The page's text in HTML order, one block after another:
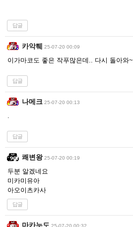
답글
카악퉤 25-07-20 00:09
이가마코도 좋은 작푸많은데.. 다시 돌아와~
답글
나메크 25-07-20 00:13
.
답글
쾌변왕 25-07-20 00:19
두분 알겠네요
미카미유아
아오이츠카사
답글
마카누도 25-07-20 00:32